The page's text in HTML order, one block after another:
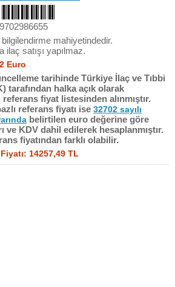
mahiyetindedir.
satışı yapılmaz.
Euro
tarihinde Türkiye İlaç ve Tıbbi
tarafından halka açık olarak
fiyat listesinden alınmıştır.
referans fiyatı ise 32702 sayılı
belirtilen euro değerine göre
ve KDV dahil edilerek hesaplanmıştır.
fiyatından farklı olabilir.
14257,49 TL